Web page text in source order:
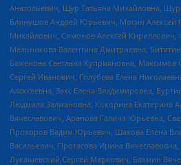
Анатольевич, Щур Татьяна Михайловна, Щур
Блинушов Андрей Юрьевич, Мосин Алексей
Михайлович, Симонов Алексей Кириллович,
Мельникова Валентина Дмитриевна,
Баженова Светлана Куприяновна, Максимов
Сергей Иванович, Голубева Елена
Алексеевна, Закс Елена Владимировна,
Людмила Залмановна, Кокорина Екатерина
Вячеславович, Арапова Галина Юрьевна,
Прохоров Вадим Юрьевич, Шахова Елена
Васильевич, Протасова Ирина
Лукашевский Сергей Маркович, Бахмин